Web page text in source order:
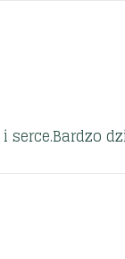
serce.Bardzo